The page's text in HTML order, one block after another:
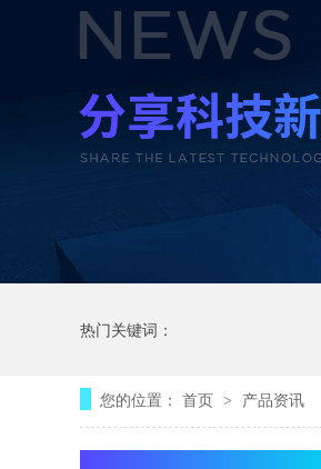
热门关键词：
您的位置： 首页 > 产品资讯